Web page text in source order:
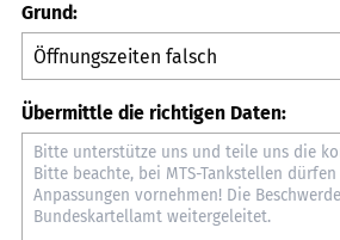
Grund:
Übermittle die richtigen Daten: